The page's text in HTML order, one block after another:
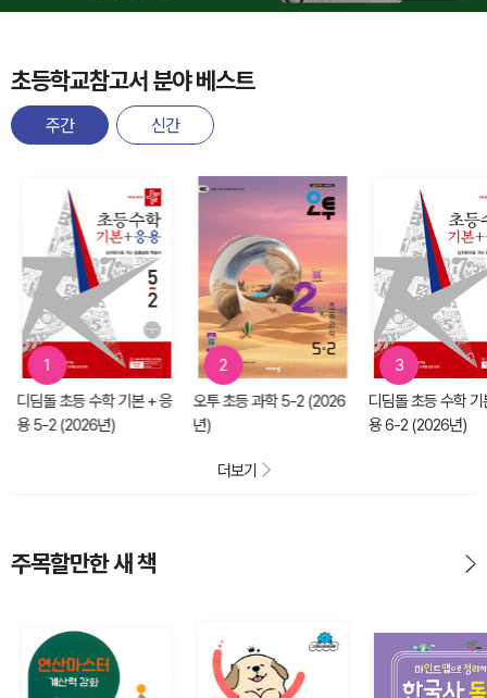
초등학교참고서 분야 베스트
주간 신간
1
디딤돌 초등 수학 기본 + 응
용 5-2 (2026년)
2
오투 초등 과학 5-2 (2026
년)
3
디딤돌 초등 수학
용 6-2 (2026년)
더보기
주목할만한 새 책